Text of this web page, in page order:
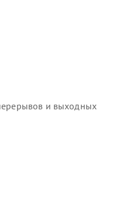
и выходных